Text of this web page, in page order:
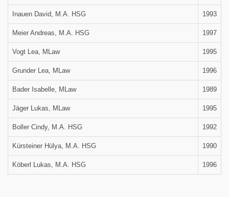
Inauen David, M.A. HSG 1993
Meier Andreas, M.A. HSG 1997
Vogt Lea, MLaw 1995
Grunder Lea, MLaw 1996
Bader Isabelle, MLaw 1989
Jäger Lukas, MLaw 1995
Boller Cindy, M.A. HSG 1992
Kürsteiner Hülya, M.A. HSG 1990
Köberl Lukas, M.A. HSG 1996